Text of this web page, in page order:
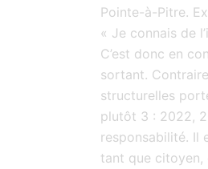
Pointe-à-Pitre.
« Je connais de
C’est donc en
sortant.
structurelles
plutôt 3 : 2022,
responsabilité. Il
tant que citoyen,